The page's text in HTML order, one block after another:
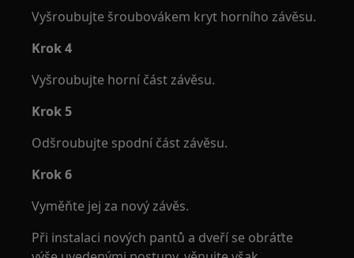
Vyšroubujte šroubovákem kryt horního závěsu.
Krok 4
Vyšroubujte horní část závěsu.
Krok 5
Odšroubujte spodní část závěsu.
Krok 6
Vyměňte jej za nový závěs.
Při instalaci nových pantů a dveří se obráťte